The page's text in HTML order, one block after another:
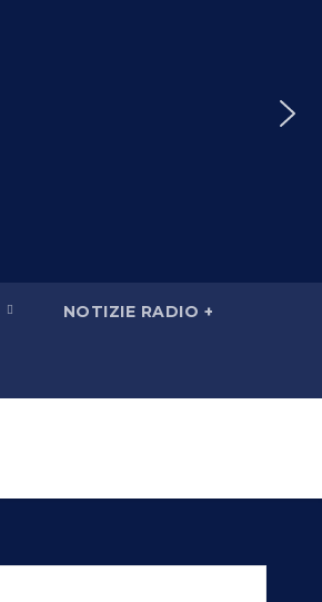
NOTIZIE RADIO +